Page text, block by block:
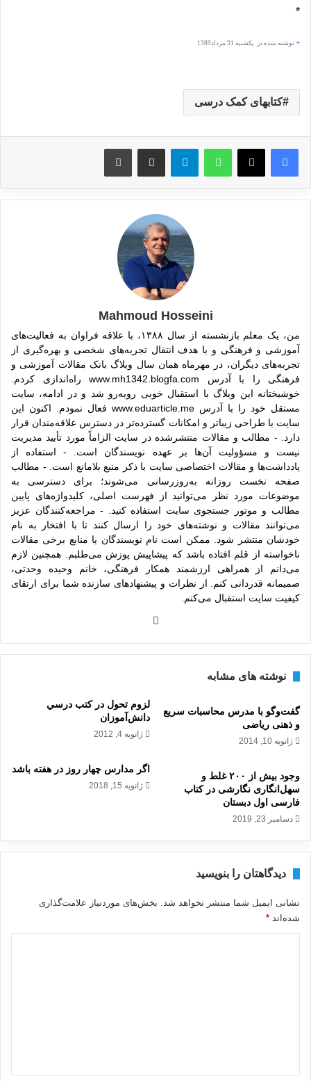
*
+ نوشته شده در یکشنبه 31 مرداد1389
کتابهای کمک درسی
واتس آپ اشتراک گذاری از طریق ایمیل
Mahmoud Hosseini
من، یک معلم بازنشسته از سال ۱۳۸۸، با علاقه فراوان به فعالیت‌های
آموزشی و فرهنگی و با هدف انتقال تجربه‌های شخصی و بهره‌گیری از
تجربه‌های دیگران، در مهرماه همان سال وبلاگ بانک مقالات آموزشی و
فرهنگی را با آدرس www.mh1342.blogfa.com راه‌اندازی کردم.
خوشبختانه این وبلاگ با استقبال خوبی روبه‌رو شد و در ادامه، سایت
مستقل خود را با آدرس www.eduarticle.me فعال نمودم. اکنون این
سایت با طراحی زیباتر و امکانات گسترده‌تر در دسترس علاقه‌مندان قرار
دارد. - مطالب و مقالات منتشرشده در سایت الزاماً مورد تأیید مدیریت
نیست و مسؤولیت آن‌ها بر عهده نویسندگان است. - استفاده از
یادداشت‌ها و مقالات اختصاصی سایت با ذکر منبع بلامانع است. - مطالب
صفحه نخست روزانه به‌روزرسانی می‌شوند؛ برای دسترسی به
موضوعات مورد نظر می‌توانید از فهرست اصلی، کلیدواژه‌های پایین
مطالب و موتور جستجوی سایت استفاده کنید. - مراجعه‌کنندگان عزیز
می‌توانند مقالات و نوشته‌های خود را ارسال کنند تا با افتخار به نام
خودشان منتشر شود. ممکن است نام نویسندگان یا منابع برخی مقالات
ناخواسته از قلم افتاده باشد که پیشاپیش پوزش می‌طلبم. همچنین لازم
می‌دانم از همراهی ارزشمند همکار فرهنگی، خانم وحیده وحدتی،
صمیمانه قدردانی کنم. از نظرات و پیشنهادهای سازنده شما برای ارتقای
کیفیت سایت استقبال می‌کنم.
نوشته های مشابه
گفت‌و‌گو با مدرس محاسبات سریع
و ذهنی ریاضی
ژانویه 10, 2014
لزوم تحول در كتب درسي
دانش‌آموزان
ژانویه 4, 2012
وجود بیش از ۲۰۰ غلط و
سهل‌انگاری نگارشی در کتاب
فارسی اول دبستان
دسامبر 23, 2019
اگر مدارس چهار روز در هفته باشد
ژانویه 15, 2018
دیدگاهتان را بنویسید
نشانی ایمیل شما منتشر نخواهد شد. بخش‌های موردنیاز علامت‌گذاری
شده‌اند *